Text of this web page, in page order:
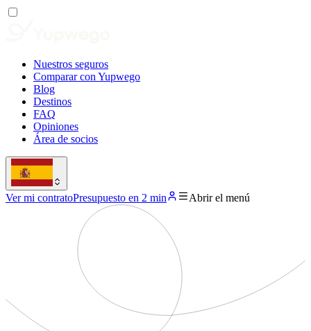
Nuestros seguros
Comparar con Yupwego
Blog
Destinos
FAQ
Opiniones
Área de socios
Ver mi contratoPresupuesto en 2 min Abrir el menú